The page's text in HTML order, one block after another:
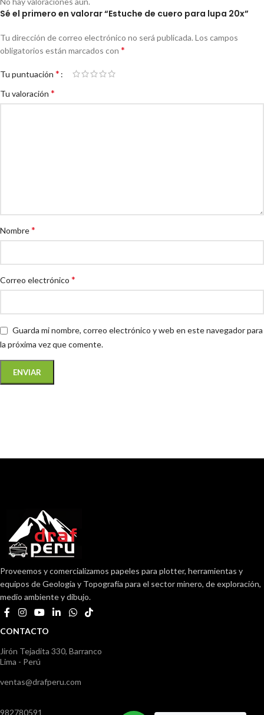
Sé el primero en valorar “Estuche de cuero para lupa 20x”
Tu dirección de correo electrónico no será publicada. Los campos
obligatorios están marcados con *
Tu puntuación *
Tu valoración *
Nombre*
Correo electrónico *
Guarda mi nombre, correo electrónico y web en este navegador para
la próxima vez que comente.
Proveemos y comercializamos papeles para plotter, herramientas y
equipos de Geología y Topografía para el sector minero, de exploración,
medio ambiente y dibujo.
CONTACTO
Jirón Tejadita 330, Barranco
Lima - Perú
ventas@drafperu.com
982780591